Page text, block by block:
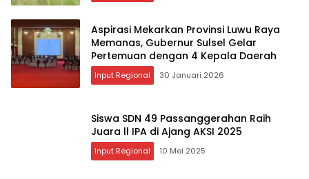
Aspirasi Mekarkan Provinsi Luwu Raya
Memanas, Gubernur Sulsel Gelar
Pertemuan dengan 4 Kepala Daerah
Input Regional 30 Januari 2026
Siswa SDN 49 Passanggerahan Raih
Juara ll IPA di Ajang AKSI 2025
Input Regional 10 Mei 2025